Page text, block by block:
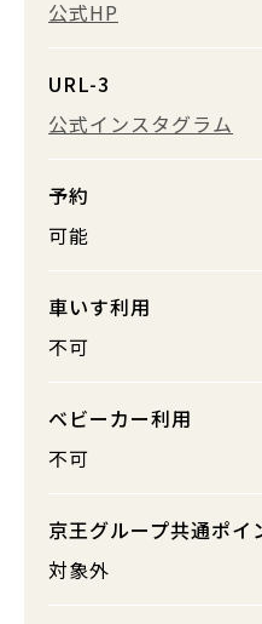
公式HP
URL-3
公式インスタグラム
予約
可能
車いす利用
不可
ベビーカー利用
不可
京王グループ共通ポイ
対象外